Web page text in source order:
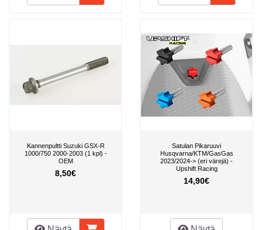
Kannenpultti Suzuki GSX-R
1000/750 2000-2003 (1 kpl) -
OEM
8,50€
Satulan Pikaruuvi
Husqvarna/KTM/GasGas
2023/2024-> (eri värejä) -
Upshift Racing
14,90€